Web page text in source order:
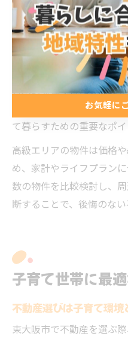
教育環境の充実度が不動
す。特に子育て世帯や管理
辺施設の充実度を重視す
住宅選びの基準としては
将来的な住み替えを意識
また、住民のコミュニテ
て暮らすための重要なポイ
高級エリアの物件は価格
め、家計やライフプラン
数の物件を比較検討し、
断することで、後悔のな
子育て世帯に最
不動産選びは子育て環
東大阪市で不動産を選ぶ
お気軽に
お気軽に